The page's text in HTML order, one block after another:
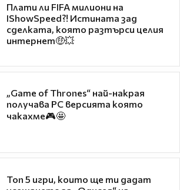
Плати ли FIFA милиони на
IShowSpeed?! Истината зад
сделката, която разтърси целия
интернет🤑💥
„Game of Thrones“ най-накрая
получава PC версията която
чакахме🎮🤩
Топ 5 игри, които ще ти дадат